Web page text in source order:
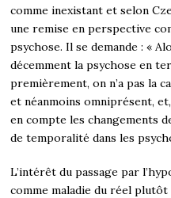
comme inexistant et selon
une remise en perspective
psychose. Il se demande : «
décemment la psychose en
premièrement, on n’a pas la
et néanmoins omniprésent,
en compte les changements
de temporalité dans les
L’intérêt du passage par
comme maladie du réel plutôt